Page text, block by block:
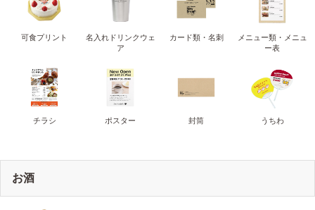
可食プリント
名入れドリンクウェ
ア
カード類・名刺
メニュー類・メニュ
ー表
チラシ ポスター 封筒 うちわ
お酒